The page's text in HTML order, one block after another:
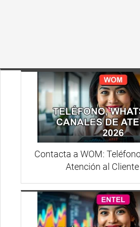
Contacta a WOM:
Atención al